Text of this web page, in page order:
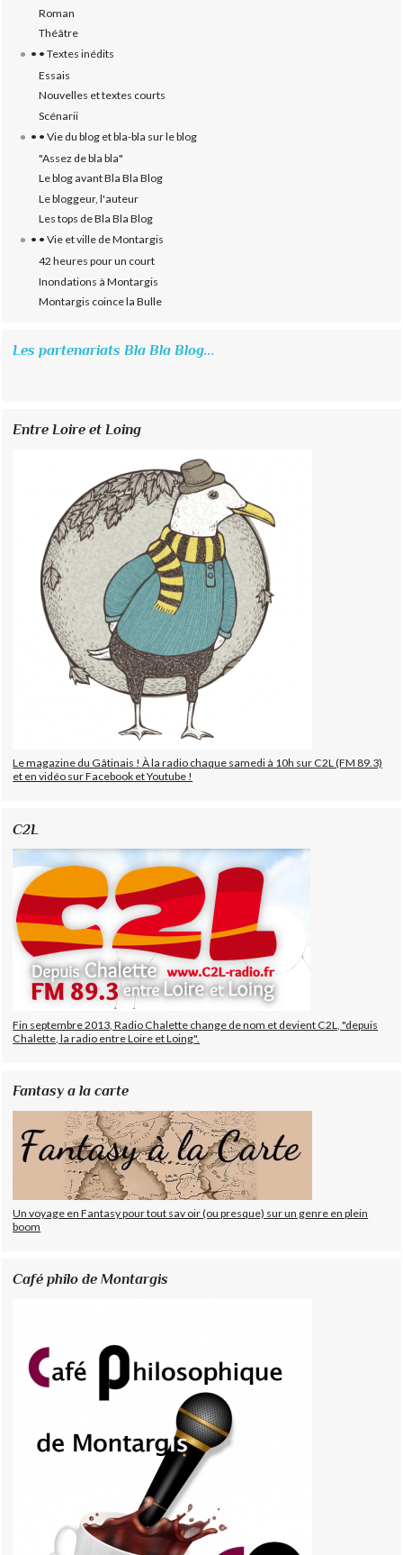
Roman
Théâtre
• • Textes inédits
Essais
Nouvelles et textes courts
Scénarii
• • Vie du blog et bla-bla sur le blog
"Assez de bla bla"
Le blog avant Bla Bla Blog
Le bloggeur, l'auteur
Les tops de Bla Bla Blog
• • Vie et ville de Montargis
42 heures pour un court
Inondations à Montargis
Montargis coince la Bulle
Les partenariats Bla Bla Blog...
Entre Loire et Loing
Le magazine du Gâtinais ! À la radio chaque samedi à 10h sur C2L (FM 89.3)
et en vidéo sur Facebook et Youtube !
C2L
Fin septembre 2013, Radio Chalette change de nom et devient C2L, "depuis
Chalette, la radio entre Loire et Loing".
Fantasy a la carte
Un voyage en Fantasy pour tout sav oir (ou presque) sur un genre en plein
boom
Café philo de Montargis